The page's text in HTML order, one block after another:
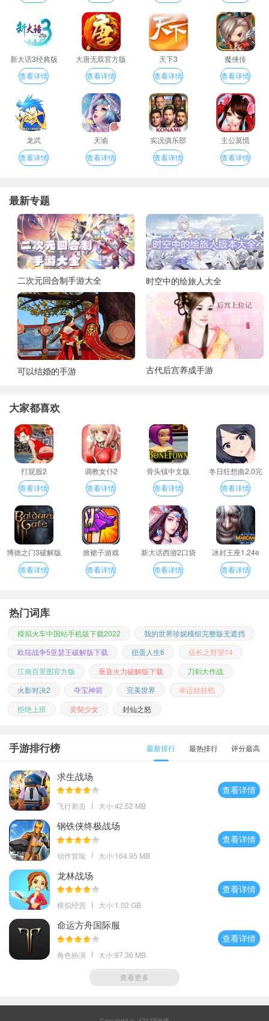
新大话3经典版
查看详情
大唐无双官方版
查看详情
天下3
查看详情
魔侠传
查看详情
龙武
查看详情
天谕
查看详情
实况俱乐部
查看详情
主公莫慌
查看详情
最新专题
二次元回合制手游大全 时空中的绘旅人大全
可以结婚的手游 古代后宫养成手游
大家都喜欢
打屁股2
查看详情
调教女仆2
查看详情
骨头镇中文版
查看详情
冬日狂想曲2.0完
整汉化版
查看详情
博德之门3破解版
查看详情
掀裙子游戏
查看详情
新大话西游2口袋
版
查看详情
冰封王座1.24e
查看详情
热门词库
模拟火车中国站手机版下载2022
我的世界珍妮模组完整版无遮挡
欧陆战争5亚瑟王破解版下载
扭蛋人生6
信长之野望14
江南百景图官方版
垂直火力破解版下载
刀剑大作战
火影对决2
夺宝神箭 完美世界
幸运娃娃机
拒绝上班
灵契少女 封仙之怒
手游排行榜 最新排行 最热排行 评分最高
求生战场
飞行射击 大小:42.52 MB
查看详情
钢铁侠终极战场
动作冒险 大小:164.95 MB
查看详情
龙林战场
模拟经营 大小:1.02 GB
查看详情
命运方舟国际服
角色扮演 大小:97.36 MB
查看详情
查看更多